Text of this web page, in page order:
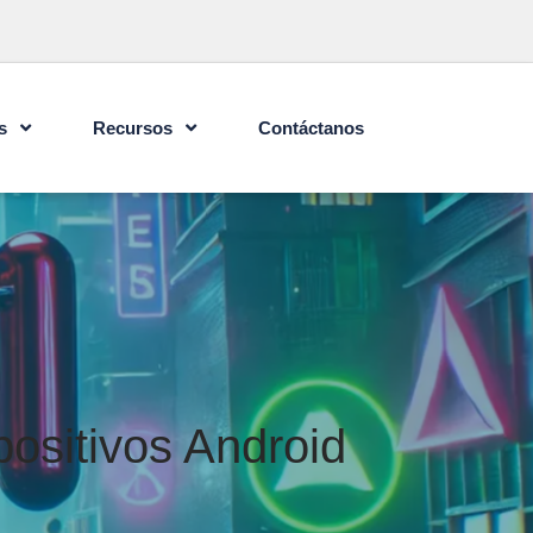
Recursos Contáctanos
Android